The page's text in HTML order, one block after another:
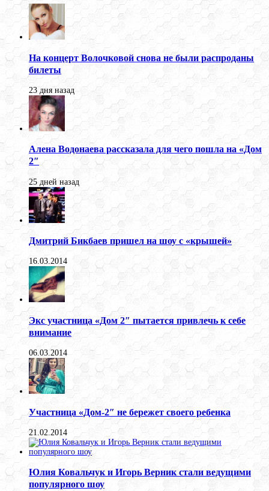
На концерт Волочковой снова не были распроданы
билеты
23 дня назад
Алена Водонаева рассказала для чего пошла на «Дом
2″
25 дней назад
Дмитрий Бикбаев пришел на шоу с «крышей»
16.03.2014
Экс участница «Дом 2″ пытается привлечь к себе
внимание
06.03.2014
Участница «Дом-2″ не бережет своего ребенка
21.02.2014
Юлия Ковальчук и Игорь Верник стали ведущими
популярного шоу